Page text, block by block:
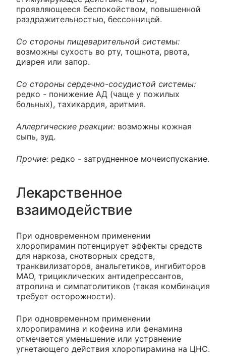
проявляющееся беспокойством, повышенной
раздражительностью, бессонницей.
Со стороны пищеварительной системы:
возможны сухость во рту, тошнота, рвота,
диарея или запор.
Со стороны сердечно-сосудистой системы:
редко - понижение АД (чаще у пожилых
больных), тахикардия, аритмия.
Аллергические реакции: возможны кожная
сыпь, зуд.
Прочие: редко - затрудненное мочеиспускание.
Лекарственное
взаимодействие
При одновременном применении
хлоропирамин потенцирует эффекты средств
для наркоза, снотворных средств,
транквилизаторов, анальгетиков, ингибиторов
МАО, трициклических антидепрессантов,
атропина и симпатолитиков (такая комбинация
требует осторожности).
При одновременном применении
хлоропирамина и кофеина или фенамина
отмечается уменьшение или устранение
угнетающего действия хлоропирамина на ЦНС.